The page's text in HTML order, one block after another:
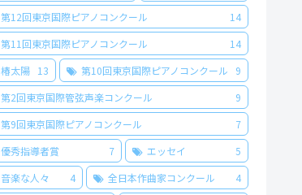
第12回東京国際ピアノコンクール
14
第11回東京国際ピアノコンクール
14
椿太陽
13 第10回東京国際ピアノコンクール
9
第2回東京国際管弦声楽コンクール
9
第9回東京国際ピアノコンクール
7
優秀指導者賞
7 エッセイ
5
音楽な人々
4 全日本作曲家コンクール
4